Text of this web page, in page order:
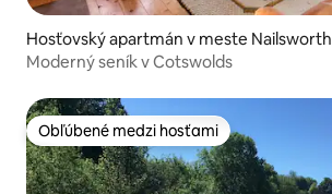
Hosťovský apartmán v meste Nailsworth
Moderný seník v Cotswolds
Obľúbené medzi hosťami
Obľúbené medzi hosťami